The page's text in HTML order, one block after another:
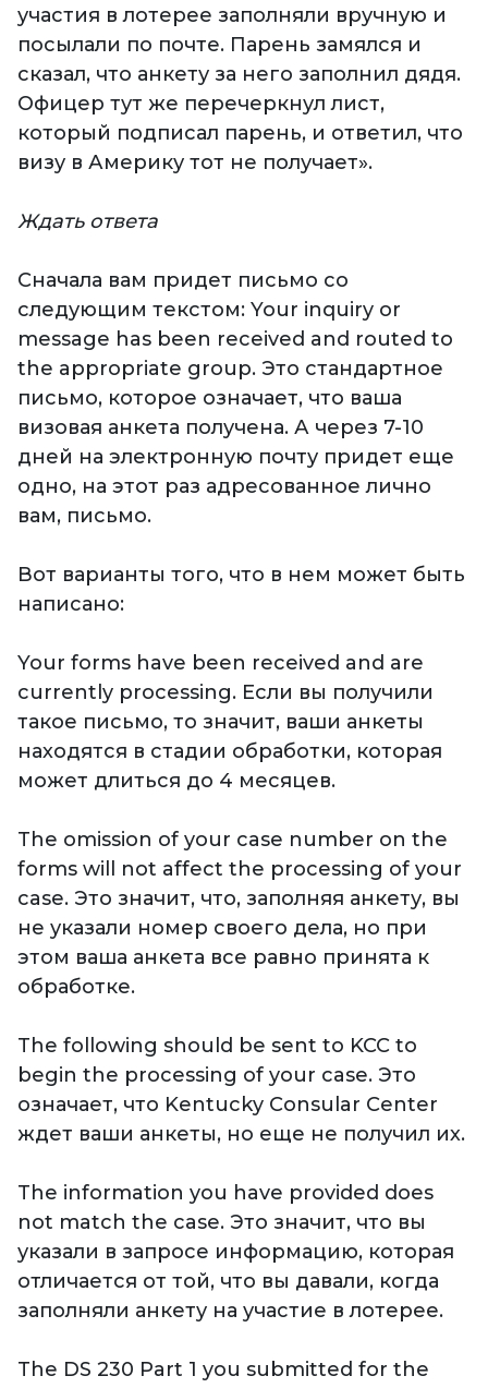
участия в лотерее заполняли вручную и
посылали по почте. Парень замялся и
сказал, что анкету за него заполнил дядя.
Офицер тут же перечеркнул лист,
который подписал парень, и ответил, что
визу в Америку тот не получает».
Ждать ответа
Сначала вам придет письмо со
следующим текстом: Your inquiry or
message has been received and routed to
the appropriate group. Это стандартное
письмо, которое означает, что ваша
визовая анкета получена. А через 7-10
дней на электронную почту придет еще
одно, на этот раз адресованное лично
вам, письмо.
Вот варианты того, что в нем может быть
написано:
Your forms have been received and are
currently processing. Если вы получили
такое письмо, то значит, ваши анкеты
находятся в стадии обработки, которая
может длиться до 4 месяцев.
The omission of your case number on the
forms will not affect the processing of your
case. Это значит, что, заполняя анкету, вы
не указали номер своего дела, но при
этом ваша анкета все равно принята к
обработке.
The following should be sent to KCC to
begin the processing of your case. Это
означает, что Kentucky Consular Center
ждет ваши анкеты, но еще не получил их.
The information you have provided does
not match the case. Это значит, что вы
указали в запросе информацию, которая
отличается от той, что вы давали, когда
заполняли анкету на участие в лотерее.
The DS 230 Part 1 you submitted for the